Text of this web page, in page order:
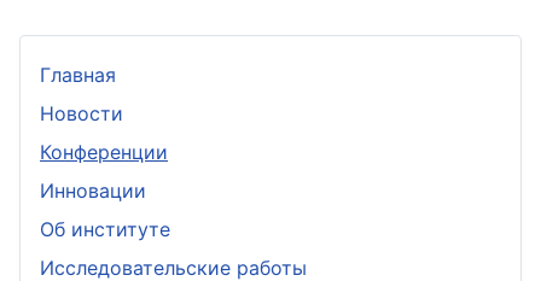
Главная
Новости
Конференции
Инновации
Об институте
Исследовательские работы